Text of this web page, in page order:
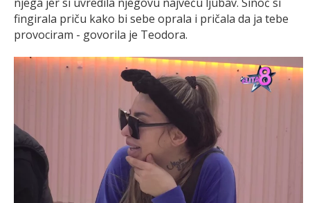
fingirala priču kako bi sebe oprala i pričala da ja tebe
provociram - govorila je Teodora.